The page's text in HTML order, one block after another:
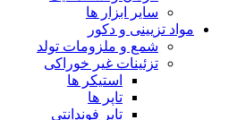
سایر ابزار ها
مواد تزیینی و دکور
شمع و ملزومات تولد
تزئینات غیر خوراکی
استیکر ها
تاپر ها
تاپر فوندانتی